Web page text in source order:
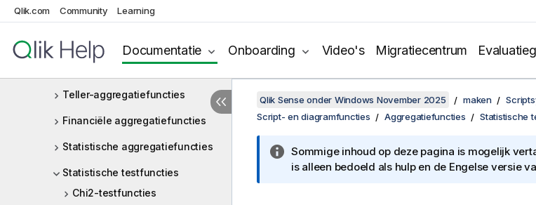
Qlik.com Community Learning
Documentatie Onboarding Video's Migratiecentrum
Aggregatiefuncties
Teller-aggregatiefuncties
Financiële aggregatiefuncties
Statistische aggregatiefuncties
Statistische testfuncties
Chi2-testfuncties
Qlik Sense onder Windows November 2025 maken
Script- en diagramfuncties
Aggregatiefuncties Statistische
Sommige inhoud op deze pagina is mogelijk
is alleen bedoeld als hulp en de Engelse versie